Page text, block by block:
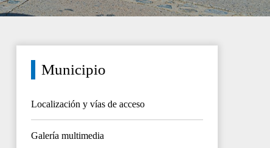
Municipio
Localización y vías de acceso
Galería multimedia